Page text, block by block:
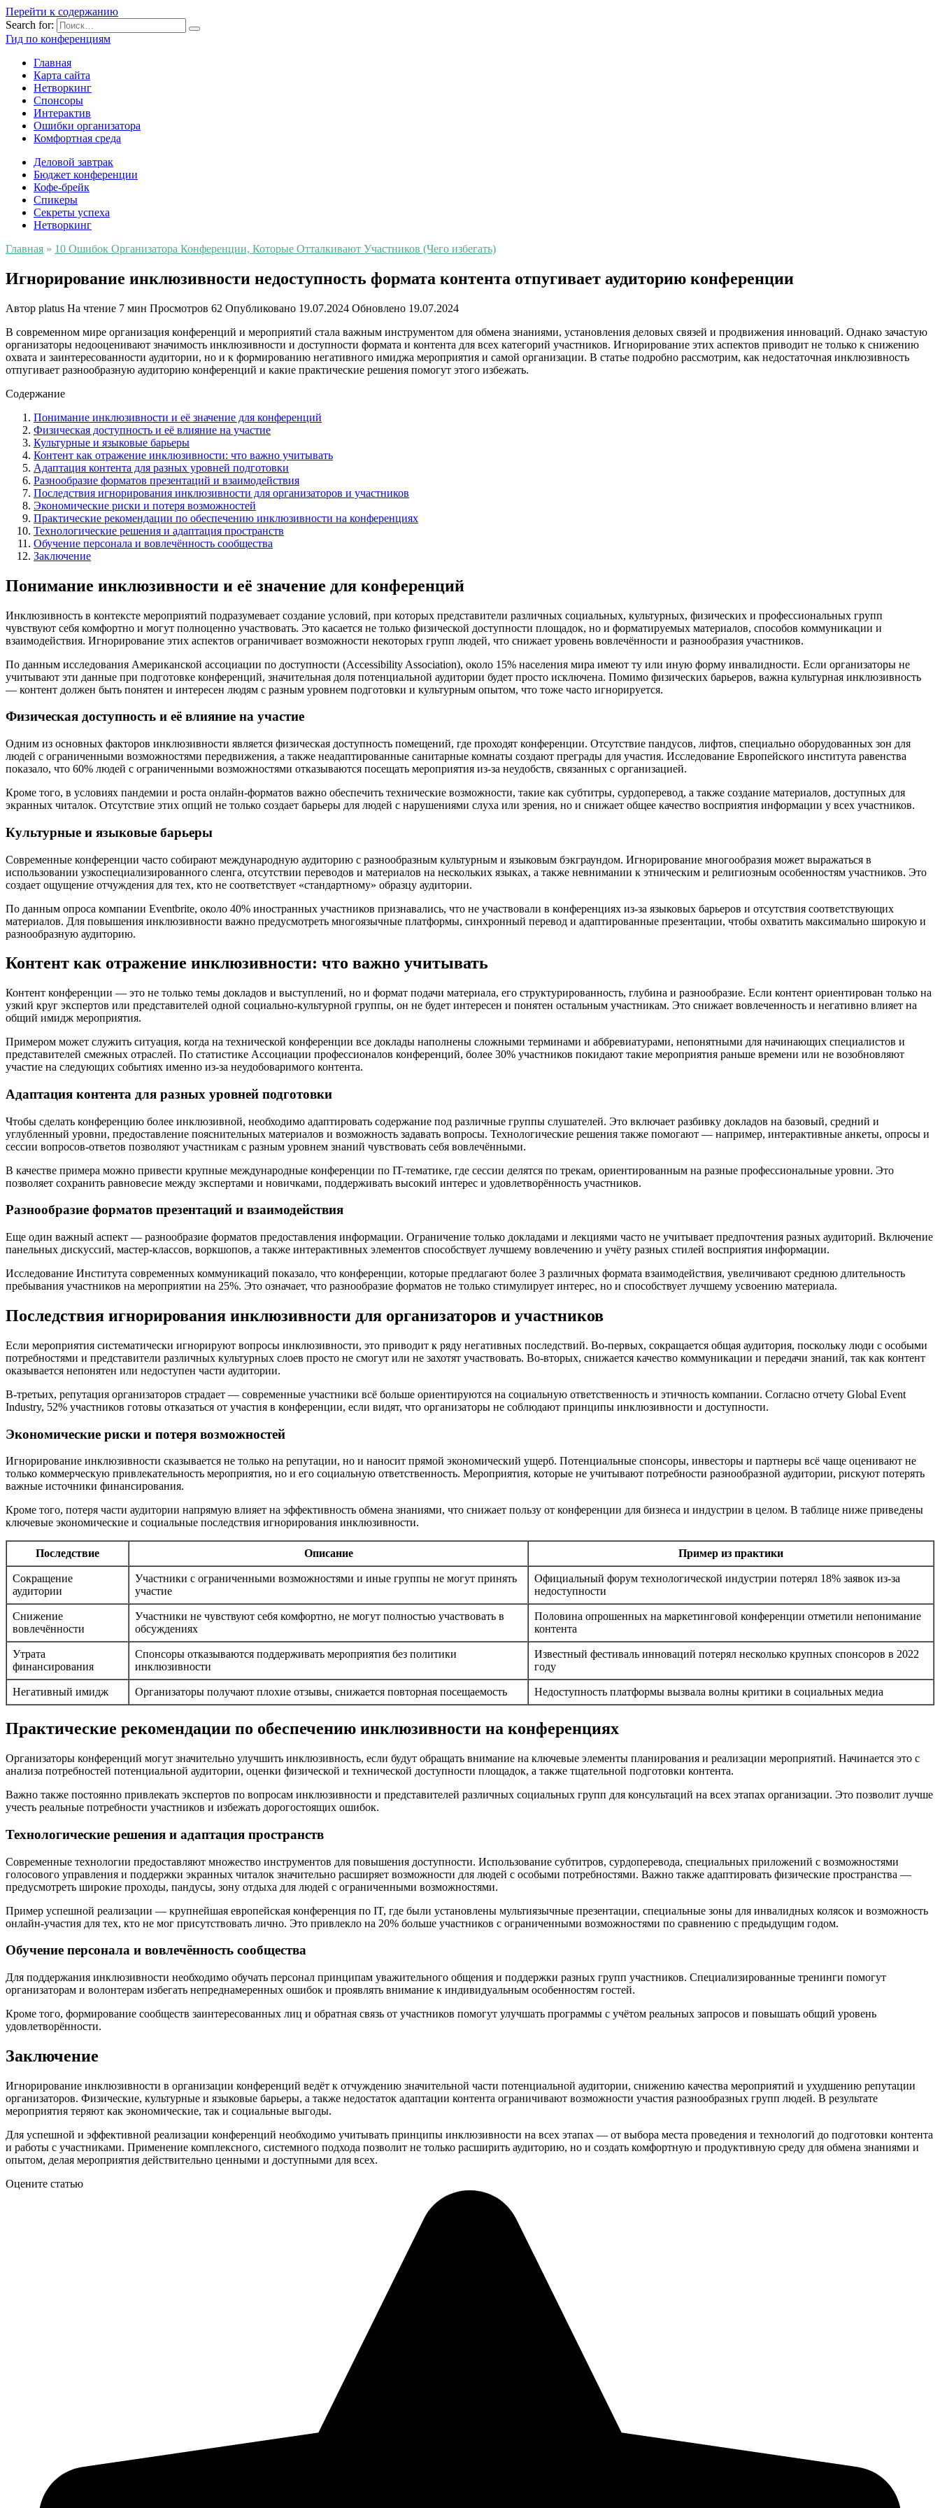
Перейти к содержанию
Search for:
Гид по конференциям
Главная
Карта сайта
Нетворкинг
Спонсоры
Интерактив
Ошибки организатора
Комфортная среда
Деловой завтрак
Бюджет конференции
Кофе-брейк
Спикеры
Секреты успеха
Нетворкинг
Главная » 10 Ошибок Организатора Конференции, Которые Отталкивают Участников (Чего избегать)
Игнорирование инклюзивности недоступность формата контента отпугивает аудиторию конференции
Автор platus На чтение 7 мин Просмотров 62 Опубликовано 19.07.2024 Обновлено 19.07.2024
В современном мире организация конференций и мероприятий стала важным инструментом для обмена знаниями, установления деловых связей и продвижения инноваций. Однако зачастую
организаторы недооценивают значимость инклюзивности и доступности формата и контента для всех категорий участников. Игнорирование этих аспектов приводит не только к снижению
охвата и заинтересованности аудитории, но и к формированию негативного имиджа мероприятия и самой организации. В статье подробно рассмотрим, как недостаточная инклюзивность
отпугивает разнообразную аудиторию конференций и какие практические решения помогут этого избежать.
Содержание
Понимание инклюзивности и её значение для конференций
Физическая доступность и её влияние на участие
Культурные и языковые барьеры
Контент как отражение инклюзивности: что важно учитывать
Адаптация контента для разных уровней подготовки
Разнообразие форматов презентаций и взаимодействия
Последствия игнорирования инклюзивности для организаторов и участников
Экономические риски и потеря возможностей
Практические рекомендации по обеспечению инклюзивности на конференциях
Технологические решения и адаптация пространств
Обучение персонала и вовлечённость сообщества
Заключение
Понимание инклюзивности и её значение для конференций
Инклюзивность в контексте мероприятий подразумевает создание условий, при которых представители различных социальных, культурных, физических и профессиональных групп
чувствуют себя комфортно и могут полноценно участвовать. Это касается не только физической доступности площадок, но и форматируемых материалов, способов коммуникации и
взаимодействия. Игнорирование этих аспектов ограничивает возможности некоторых групп людей, что снижает уровень вовлечённости и разнообразия участников.
По данным исследования Американской ассоциации по доступности (Accessibility Association), около 15% населения мира имеют ту или иную форму инвалидности. Если организаторы не
учитывают эти данные при подготовке конференций, значительная доля потенциальной аудитории будет просто исключена. Помимо физических барьеров, важна культурная инклюзивность
— контент должен быть понятен и интересен людям с разным уровнем подготовки и культурным опытом, что тоже часто игнорируется.
Физическая доступность и её влияние на участие
Одним из основных факторов инклюзивности является физическая доступность помещений, где проходят конференции. Отсутствие пандусов, лифтов, специально оборудованных зон для
людей с ограниченными возможностями передвижения, а также неадаптированные санитарные комнаты создают преграды для участия. Исследование Европейского института равенства
показало, что 60% людей с ограниченными возможностями отказываются посещать мероприятия из-за неудобств, связанных с организацией.
Кроме того, в условиях пандемии и роста онлайн-форматов важно обеспечить технические возможности, такие как субтитры, сурдоперевод, а также создание материалов, доступных для
экранных читалок. Отсутствие этих опций не только создает барьеры для людей с нарушениями слуха или зрения, но и снижает общее качество восприятия информации у всех участников.
Культурные и языковые барьеры
Современные конференции часто собирают международную аудиторию с разнообразным культурным и языковым бэкграундом. Игнорирование многообразия может выражаться в
использовании узкоспециализированного сленга, отсутствии переводов и материалов на нескольких языках, а также невнимании к этническим и религиозным особенностям участников. Это
создает ощущение отчуждения для тех, кто не соответствует «стандартному» образцу аудитории.
По данным опроса компании Eventbrite, около 40% иностранных участников признавались, что не участвовали в конференциях из-за языковых барьеров и отсутствия соответствующих
материалов. Для повышения инклюзивности важно предусмотреть многоязычные платформы, синхронный перевод и адаптированные презентации, чтобы охватить максимально широкую и
разнообразную аудиторию.
Контент как отражение инклюзивности: что важно учитывать
Контент конференции — это не только темы докладов и выступлений, но и формат подачи материала, его структурированность, глубина и разнообразие. Если контент ориентирован только на
узкий круг экспертов или представителей одной социально-культурной группы, он не будет интересен и понятен остальным участникам. Это снижает вовлеченность и негативно влияет на
общий имидж мероприятия.
Примером может служить ситуация, когда на технической конференции все доклады наполнены сложными терминами и аббревиатурами, непонятными для начинающих специалистов и
представителей смежных отраслей. По статистике Ассоциации профессионалов конференций, более 30% участников покидают такие мероприятия раньше времени или не возобновляют
участие на следующих событиях именно из-за неудобоваримого контента.
Адаптация контента для разных уровней подготовки
Чтобы сделать конференцию более инклюзивной, необходимо адаптировать содержание под различные группы слушателей. Это включает разбивку докладов на базовый, средний и
углубленный уровни, предоставление пояснительных материалов и возможность задавать вопросы. Технологические решения также помогают — например, интерактивные анкеты, опросы и
сессии вопросов-ответов позволяют участникам с разным уровнем знаний чувствовать себя вовлечёнными.
В качестве примера можно привести крупные международные конференции по IT-тематике, где сессии делятся по трекам, ориентированным на разные профессиональные уровни. Это
позволяет сохранить равновесие между экспертами и новичками, поддерживать высокий интерес и удовлетворённость участников.
Разнообразие форматов презентаций и взаимодействия
Еще один важный аспект — разнообразие форматов предоставления информации. Ограничение только докладами и лекциями часто не учитывает предпочтения разных аудиторий. Включение
панельных дискуссий, мастер-классов, воркшопов, а также интерактивных элементов способствует лучшему вовлечению и учёту разных стилей восприятия информации.
Исследование Института современных коммуникаций показало, что конференции, которые предлагают более 3 различных формата взаимодействия, увеличивают среднюю длительность
пребывания участников на мероприятии на 25%. Это означает, что разнообразие форматов не только стимулирует интерес, но и способствует лучшему усвоению материала.
Последствия игнорирования инклюзивности для организаторов и участников
Если мероприятия систематически игнорируют вопросы инклюзивности, это приводит к ряду негативных последствий. Во-первых, сокращается общая аудитория, поскольку люди с особыми
потребностями и представители различных культурных слоев просто не смогут или не захотят участвовать. Во-вторых, снижается качество коммуникации и передачи знаний, так как контент
оказывается непонятен или недоступен части аудитории.
В-третьих, репутация организаторов страдает — современные участники всё больше ориентируются на социальную ответственность и этичность компании. Согласно отчету Global Event
Industry, 52% участников готовы отказаться от участия в конференции, если видят, что организаторы не соблюдают принципы инклюзивности и доступности.
Экономические риски и потеря возможностей
Игнорирование инклюзивности сказывается не только на репутации, но и наносит прямой экономический ущерб. Потенциальные спонсоры, инвесторы и партнеры всё чаще оценивают не
только коммерческую привлекательность мероприятия, но и его социальную ответственность. Мероприятия, которые не учитывают потребности разнообразной аудитории, рискуют потерять
важные источники финансирования.
Кроме того, потеря части аудитории напрямую влияет на эффективность обмена знаниями, что снижает пользу от конференции для бизнеса и индустрии в целом. В таблице ниже приведены
ключевые экономические и социальные последствия игнорирования инклюзивности.
Последствие Описание Пример из практики
Сокращение
аудитории
Участники с ограниченными возможностями и иные группы не могут принять
участие
Официальный форум технологической индустрии потерял 18% заявок из-за
недоступности
Снижение
вовлечённости
Участники не чувствуют себя комфортно, не могут полностью участвовать в
обсуждениях
Половина опрошенных на маркетинговой конференции отметили непонимание
контента
Утрата
финансирования
Спонсоры отказываются поддерживать мероприятия без политики
инклюзивности
Известный фестиваль инноваций потерял несколько крупных спонсоров в 2022
году
Негативный имидж Организаторы получают плохие отзывы, снижается повторная посещаемость Недоступность платформы вызвала волны критики в социальных медиа
Практические рекомендации по обеспечению инклюзивности на конференциях
Организаторы конференций могут значительно улучшить инклюзивность, если будут обращать внимание на ключевые элементы планирования и реализации мероприятий. Начинается это с
анализа потребностей потенциальной аудитории, оценки физической и технической доступности площадок, а также тщательной подготовки контента.
Важно также постоянно привлекать экспертов по вопросам инклюзивности и представителей различных социальных групп для консультаций на всех этапах организации. Это позволит лучше
учесть реальные потребности участников и избежать дорогостоящих ошибок.
Технологические решения и адаптация пространств
Современные технологии предоставляют множество инструментов для повышения доступности. Использование субтитров, сурдоперевода, специальных приложений с возможностями
голосового управления и поддержки экранных читалок значительно расширяет возможности для людей с особыми потребностями. Важно также адаптировать физические пространства —
предусмотреть широкие проходы, пандусы, зону отдыха для людей с ограниченными возможностями.
Пример успешной реализации — крупнейшая европейская конференция по IT, где были установлены мультиязычные презентации, специальные зоны для инвалидных колясок и возможность
онлайн-участия для тех, кто не мог присутствовать лично. Это привлекло на 20% больше участников с ограниченными возможностями по сравнению с предыдущим годом.
Обучение персонала и вовлечённость сообщества
Для поддержания инклюзивности необходимо обучать персонал принципам уважительного общения и поддержки разных групп участников. Специализированные тренинги помогут
организаторам и волонтерам избегать непреднамеренных ошибок и проявлять внимание к индивидуальным особенностям гостей.
Кроме того, формирование сообществ заинтересованных лиц и обратная связь от участников помогут улучшать программы с учётом реальных запросов и повышать общий уровень
удовлетворённости.
Заключение
Игнорирование инклюзивности в организации конференций ведёт к отчуждению значительной части потенциальной аудитории, снижению качества мероприятий и ухудшению репутации
организаторов. Физические, культурные и языковые барьеры, а также недостаток адаптации контента ограничивают возможности участия разнообразных групп людей. В результате
мероприятия теряют как экономические, так и социальные выгоды.
Для успешной и эффективной реализации конференций необходимо учитывать принципы инклюзивности на всех этапах — от выбора места проведения и технологий до подготовки контента
и работы с участниками. Применение комплексного, системного подхода позволит не только расширить аудиторию, но и создать комфортную и продуктивную среду для обмена знаниями и
опытом, делая мероприятия действительно ценными и доступными для всех.
Оцените статью